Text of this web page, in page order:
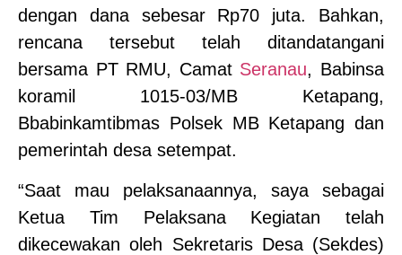
dengan dana sebesar Rp70 juta. Bahkan,
rencana tersebut telah ditandatangani
bersama PT RMU, Camat Seranau, Babinsa
koramil 1015-03/MB Ketapang,
Bbabinkamtibmas Polsek MB Ketapang dan
pemerintah desa setempat.
“Saat mau pelaksanaannya, saya sebagai
Ketua Tim Pelaksana Kegiatan telah
dikecewakan oleh Sekretaris Desa (Sekdes)